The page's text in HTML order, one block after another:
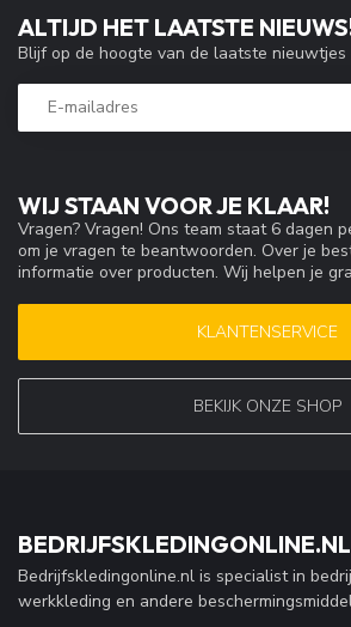
WIJ STAAN VOOR JE KLAAR!
Vragen? Vragen! Ons team staat 6 dagen
om je vragen te beantwoorden. Over je
informatie over producten. Wij helpen je
KLANTENSERVICE
BEKIJK ONZE SHOP
ALTIJD HET LAATSTE
Blijf op de hoogte van de laatste nieuwtjes
BEDRIJFSKLEDINGONLINE.NL
Bedrijfskledingonline.nl is specialist in
werkkleding en andere